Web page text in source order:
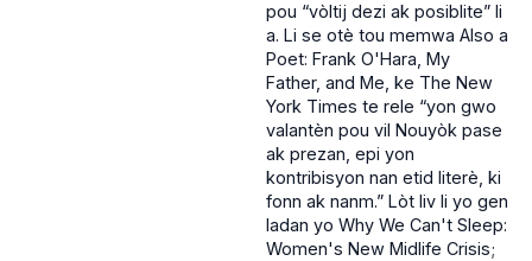
pou “vòltij dezi ak posiblite” li
a. Li se otè tou memwa Also a
Poet: Frank O'Hara, My
Father, and Me, ke The New
York Times te rele “yon gwo
valantèn pou vil Nouyòk pase
ak prezan, epi yon
kontribisyon nan etid literè, ki
fonn ak nanm.” Lòt liv li yo gen
ladan yo Why We Can't Sleep:
Women's New Midlife Crisis;